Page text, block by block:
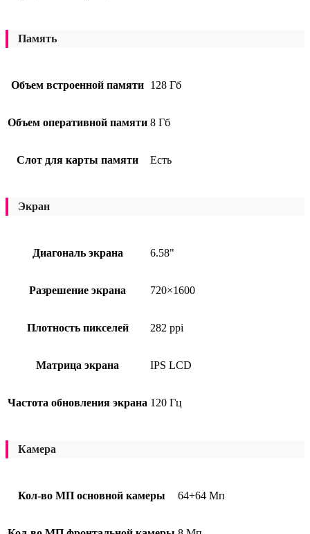
Память
Объем встроенной памяти 128 Гб
Объем оперативной памяти 8 Гб
Слот для карты памяти Есть
Экран
Диагональ экрана 6.58"
Разрешение экрана 720×1600
Плотность пикселей 282 ppi
Матрица экрана IPS LCD
Частота обновления экрана 120 Гц
Камера
Кол-во МП основной камеры 64+64 Мп